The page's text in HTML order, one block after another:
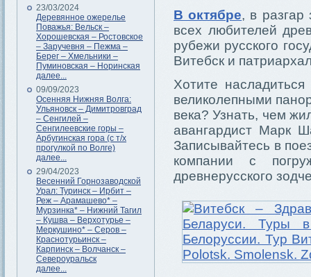
23/03/2024
Деревянное ожерелье
Поважья: Вельск –
Хорошевская – Ростовское
– Заручевня – Пежма –
Берег – Хмельники –
Пуминовская – Норинская
далее...
09/09/2023
Осенняя Нижняя Волга:
Ульяновск – Димитровград
– Сенгилей –
Сенгилеевские горы –
Арбугинская гора (с т/х
прогулкой по Волге)
далее...
29/04/2023
Весенний Горнозаводской
Урал: Туринск – Ирбит –
Реж – Арамашево* –
Мурзинка* – Нижний Тагил
– Кушва – Верхотурье –
Меркушино* – Серов –
Краснотурьинск –
Карпинск – Волчанск –
Североуральск
далее...
В октябре, в
всех любителей
рубежи русского
Витебск и
Хотите
великолепными
века? Узнать, чем
авангардист Марк
Записывайтесь в
компании с
древнерусского